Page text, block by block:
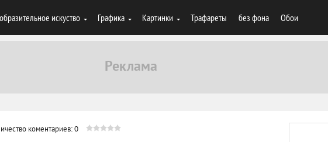
искуство Графика Картинки Трафареты без фона Обои
коментариев: 0